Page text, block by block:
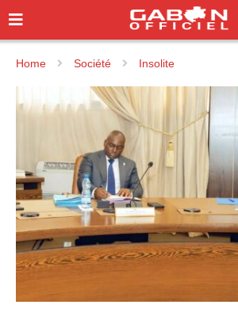
Home Société Insolite